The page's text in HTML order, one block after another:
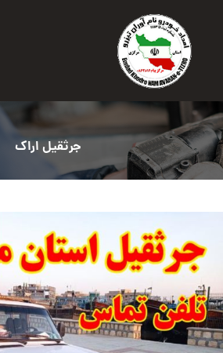
جرثقیل اراک